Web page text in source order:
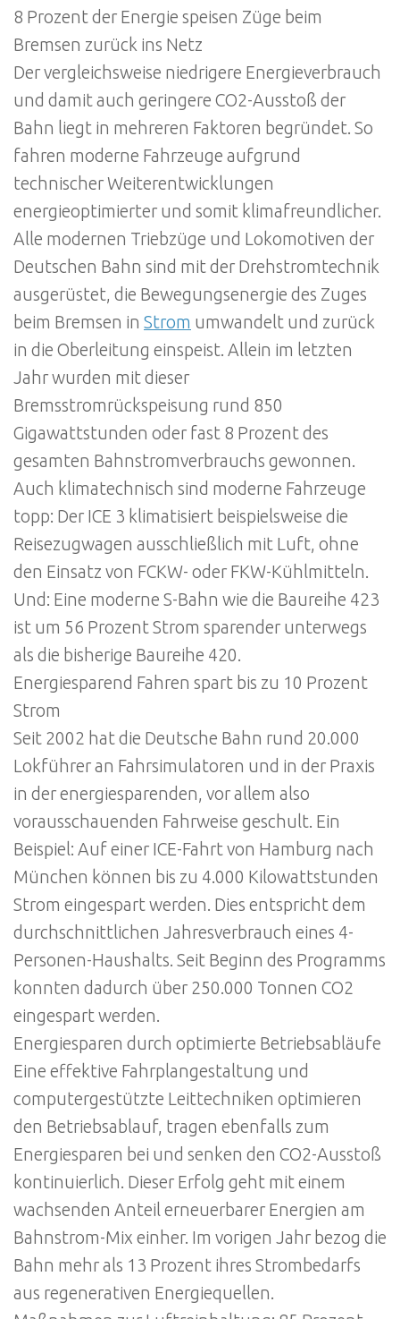
8 Prozent der Energie speisen Züge beim
Bremsen zurück ins Netz
Der vergleichsweise niedrigere Energieverbrauch
und damit auch geringere CO2-Ausstoß der
Bahn liegt in mehreren Faktoren begründet. So
fahren moderne Fahrzeuge aufgrund
technischer Weiterentwicklungen
energieoptimierter und somit klimafreundlicher.
Alle modernen Triebzüge und Lokomotiven der
Deutschen Bahn sind mit der Drehstromtechnik
ausgerüstet, die Bewegungsenergie des Zuges
beim Bremsen in Strom umwandelt und zurück
in die Oberleitung einspeist. Allein im letzten
Jahr wurden mit dieser
Bremsstromrückspeisung rund 850
Gigawattstunden oder fast 8 Prozent des
gesamten Bahnstromverbrauchs gewonnen.
Auch klimatechnisch sind moderne Fahrzeuge
topp: Der ICE 3 klimatisiert beispielsweise die
Reisezugwagen ausschließlich mit Luft, ohne
den Einsatz von FCKW- oder FKW-Kühlmitteln.
Und: Eine moderne S-Bahn wie die Baureihe 423
ist um 56 Prozent Strom sparender unterwegs
als die bisherige Baureihe 420.
Energiesparend Fahren spart bis zu 10 Prozent
Strom
Seit 2002 hat die Deutsche Bahn rund 20.000
Lokführer an Fahrsimulatoren und in der Praxis
in der energiesparenden, vor allem also
vorausschauenden Fahrweise geschult. Ein
Beispiel: Auf einer ICE-Fahrt von Hamburg nach
München können bis zu 4.000 Kilowattstunden
Strom eingespart werden. Dies entspricht dem
durchschnittlichen Jahresverbrauch eines 4-
Personen-Haushalts. Seit Beginn des Programms
konnten dadurch über 250.000 Tonnen CO2
eingespart werden.
Energiesparen durch optimierte Betriebsabläufe
Eine effektive Fahrplangestaltung und
computergestützte Leittechniken optimieren
den Betriebsablauf, tragen ebenfalls zum
Energiesparen bei und senken den CO2-Ausstoß
kontinuierlich. Dieser Erfolg geht mit einem
wachsenden Anteil erneuerbarer Energien am
Bahnstrom-Mix einher. Im vorigen Jahr bezog die
Bahn mehr als 13 Prozent ihres Strombedarfs
aus regenerativen Energiequellen.